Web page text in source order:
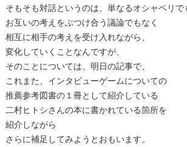
そもそも対話というのは、単なるオシャベリで
お互いの考えをぶつけ合う議論でもなく
相互に相手の考えを受け入れながら、
変化していくことなんですが、
そのことについては、明日の記事で、
これまた、インタビューゲームについての
推薦参考図書の１冊として紹介している
二村ヒトシさんの本に書かれている箇所を
紹介しながら
さらに補足してみようとおもいます。